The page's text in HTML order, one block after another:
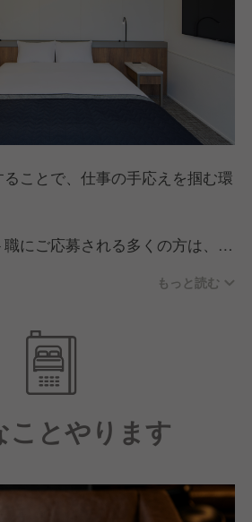
不自由なくの英会話が可能な方
方
行動できる方
的に業務の幅を広げられる方
を持ってサービスを提供できる
ろん、チームメンバーに真剣に
関係、良いチームで長期間働き
ることで、仕事の手応えを掴む環
職にご応募される多くの方は、
ているホテルの一員として成長し
いただくことも少なくありませ
年が経ち、仕事に慣れ、楽しいこ
るものは何でしょうか？
もっと読む
ことやります